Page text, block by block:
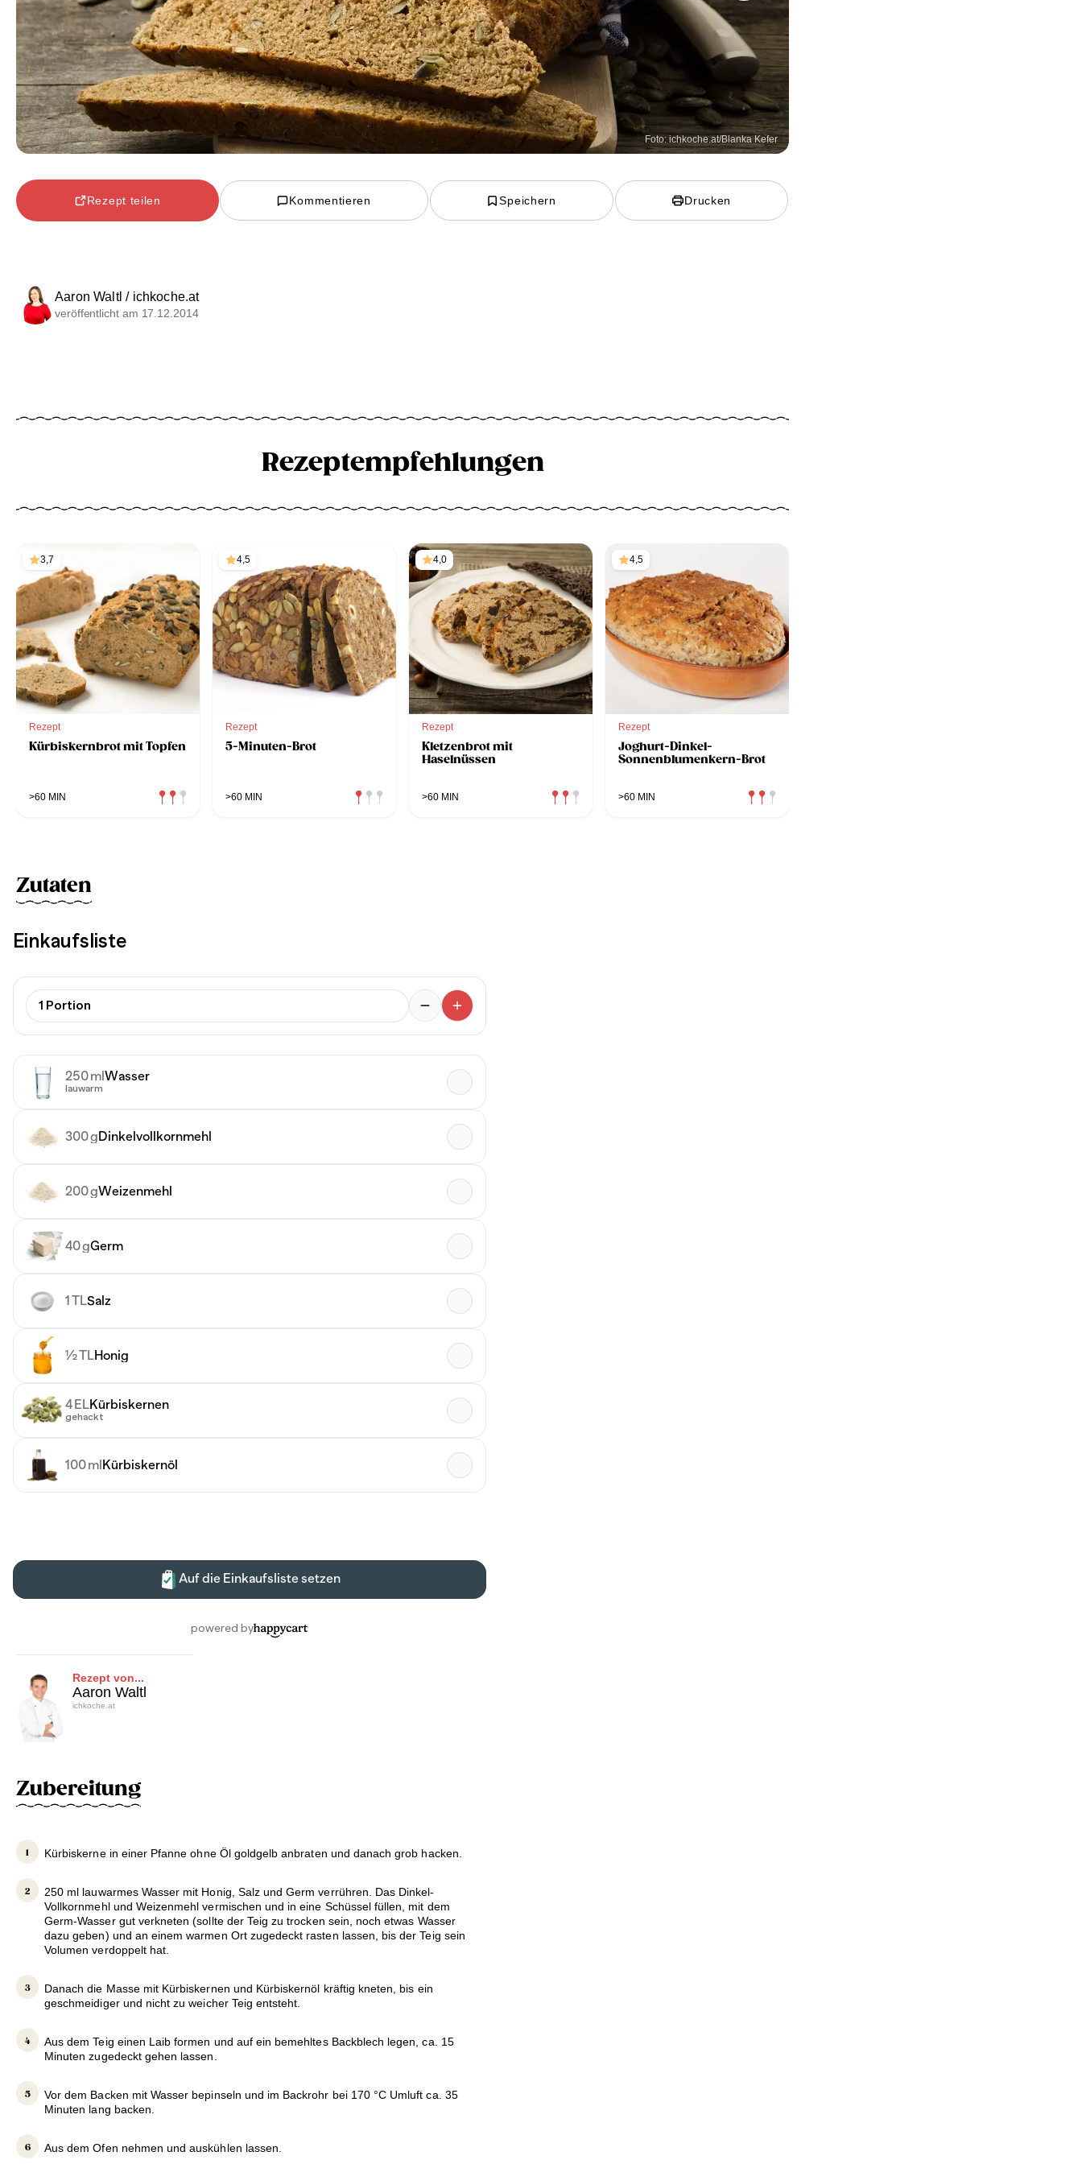
Foto: ichkoche.at/Blanka Kefer
Rezept teilen Kommentieren Speichern Drucken
Aaron Waltl / ichkoche.at
veröffentlicht am 17.12.2014
Rezeptempfehlungen
3,7
Rezept
Kürbiskernbrot mit Topfen
>60 MIN
4,5
Rezept
5-Minuten-Brot
>60 MIN
4,0
Rezept
Kletzenbrot mit
Haselnüssen
>60 MIN
4,5
Rezept
Joghurt-Dinkel-
Sonnenblumenkern-Brot
>60 MIN
Zutaten
Rezept von...
Aaron Waltl
ichkoche.at
Zubereitung
Kürbiskerne in einer Pfanne ohne Öl goldgelb anbraten und danach grob hacken.
250 ml lauwarmes Wasser mit Honig, Salz und Germ verrühren. Das Dinkel-
Vollkornmehl und Weizenmehl vermischen und in eine Schüssel füllen, mit dem
Germ-Wasser gut verkneten (sollte der Teig zu trocken sein, noch etwas Wasser
dazu geben) und an einem warmen Ort zugedeckt rasten lassen, bis der Teig sein
Volumen verdoppelt hat.
Danach die Masse mit Kürbiskernen und Kürbiskernöl kräftig kneten, bis ein
geschmeidiger und nicht zu weicher Teig entsteht.
Aus dem Teig einen Laib formen und auf ein bemehltes Backblech legen, ca. 15
Minuten zugedeckt gehen lassen.
Vor dem Backen mit Wasser bepinseln und im Backrohr bei 170 °C Umluft ca. 35
Minuten lang backen.
Aus dem Ofen nehmen und auskühlen lassen.